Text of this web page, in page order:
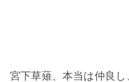
宮下草薙、本当は仲良